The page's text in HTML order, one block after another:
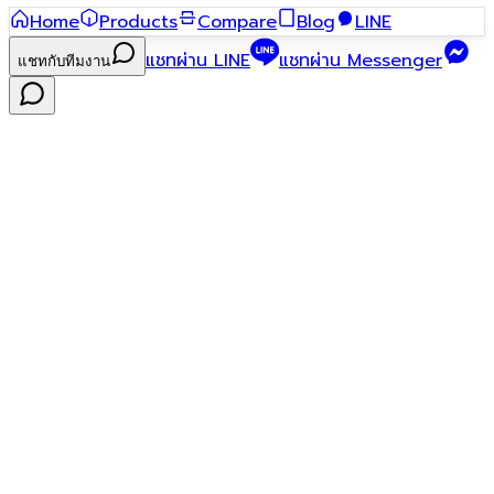
Home
Products Compare Blog LINE
แชทกับทีมงาน แชทผ่าน LINE แชทผ่าน Messenger